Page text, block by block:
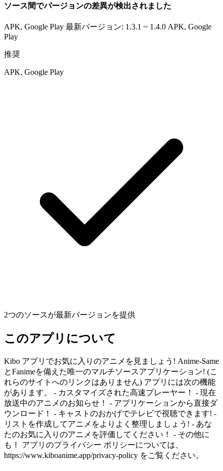
ソース間でバージョンの差異が検出されました
APK, Google Play 最新バージョン: 1.3.1 ~ 1.4.0 APK, Google
Play
推奨
APK, Google Play
2つのソースが最新バージョンを提供
このアプリについて
Kibo アプリでお気に入りのアニメを見ましょう! Anime-Same
とFanimeを備えた唯一のマルチソースアプリケーション! (こ
れらのサイトへのリンクはありません) アプリには次の機能
があります。 - カスタマイズされた高速プレーヤー！ - 現在
放送中のアニメのお知らせ！ - アプリケーションから直接ダ
ウンロード！ - キャストのおかげでテレビで視聴できます! -
リストを作成してアニメをよりよく整理しましょう! - あな
たのお気に入りのアニメを評価してください！ - その他に
も！ アプリのプライバシー ポリシーについては、
https://www.kiboanime.app/privacy-policy をご覧ください。